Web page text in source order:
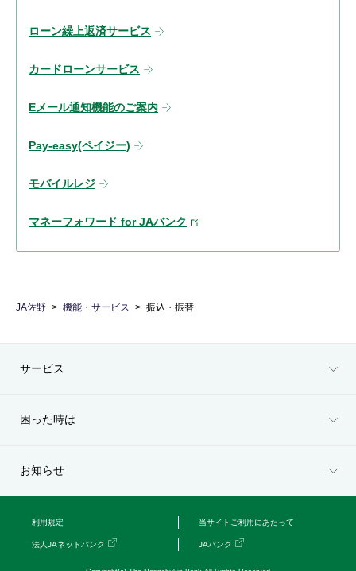
ローン繰上返済サービス
カードローンサービス
Eメール通知機能のご案内
Pay-easy(ペイジー)
モバイルレジ
マネーフォワード for JAバンク
JA佐野 機能・サービス 振込・振替
サービス
困った時は
お知らせ
利用規定 当サイトご利用にあたって
法人JAネットバンク JAバンク